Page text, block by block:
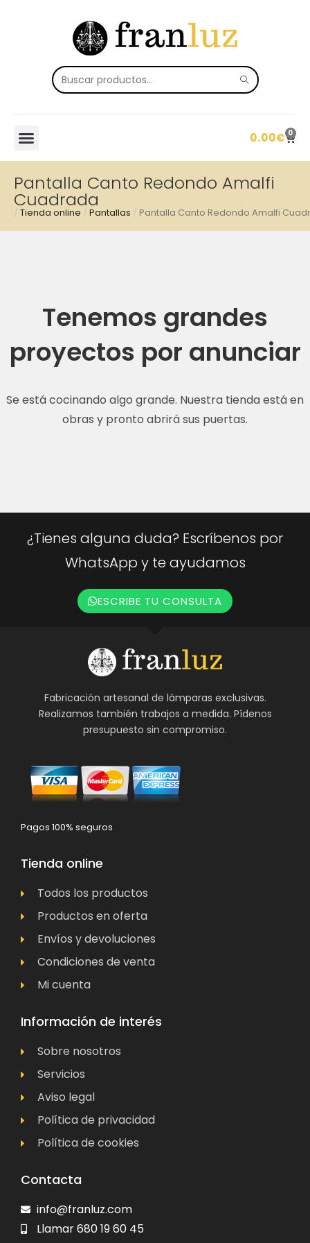
0.00€ 0
Pantalla Canto Redondo Amalfi
Cuadrada
/ Tienda online / Pantallas / Pantalla Canto Redondo Amalfi
Tenemos grandes
proyectos por anunciar
Se está cocinando algo grande. Nuestra tienda está en
obras y pronto abrirá sus puertas.
¿Tienes alguna duda? Escríbenos por
WhatsApp y te ayudamos
ESCRIBE TU CONSULTA
Fabricación artesanal de lámparas exclusivas.
Realizamos también trabajos a medida. Pídenos
presupuesto sin compromiso.
Pagos 100% seguros
Tienda online
Todos los productos
Productos en oferta
Envíos y devoluciones
Condiciones de venta
Mi cuenta
Información de interés
Sobre nosotros
Servicios
Aviso legal
Política de privacidad
Política de cookies
Contacta
info@franluz.com
Llamar 680 19 60 45